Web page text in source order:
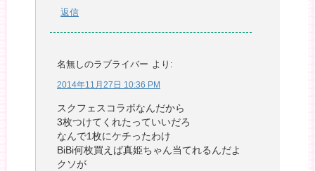
返信
名無しのラブライバー より:
2014年11月27日 10:36 PM
スクフェスコラボなんだから
3枚つけてくれたっていいだろ
なんで1枚にケチったわけ
BiBi何枚買えば真姫ちゃん当てれるんだよ
クソが